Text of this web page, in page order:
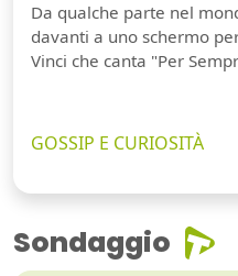
Da qualche parte nel
davanti a uno schermo
Vinci che canta "Per
GOSSIP E CURIOSITÀ
Sondaggio